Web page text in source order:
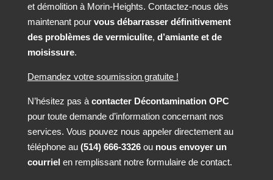
et démolition à Morin-Heights. Contactez-nous dès
maintenantpour vous débarrasser définitivement
des problèmes de vermiculite, d’amiante et de
moisissure.
Demandez votre soumission gratuite !
N’hésitez pas à contacter Décontamination OPC
pour toute demande d’information concernant nos
services. Vous pouvez nous appeler directement au
téléphone au (514) 666-3326ou nous envoyer un
courriel en remplissant notre formulaire de contact.